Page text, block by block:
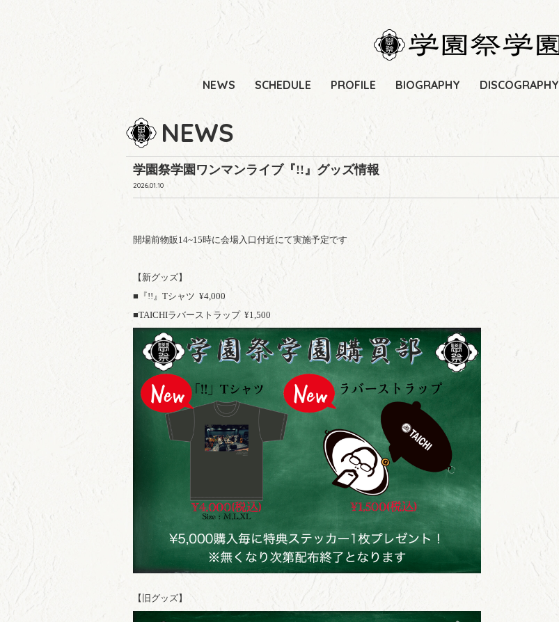
NEWS SCHEDULE PROFILE BIOGRAPHY DISCOGRAPHY
NEWS
学園祭学園ワンマンライブ『!!』グッズ情報
2026.01.10
開場前物販14~15時に会場入口付近にて実施予定です
【新グッズ】
■『!!』Tシャツ ¥4,000
■TAICHIラバーストラップ ¥1,500
【旧グッズ】